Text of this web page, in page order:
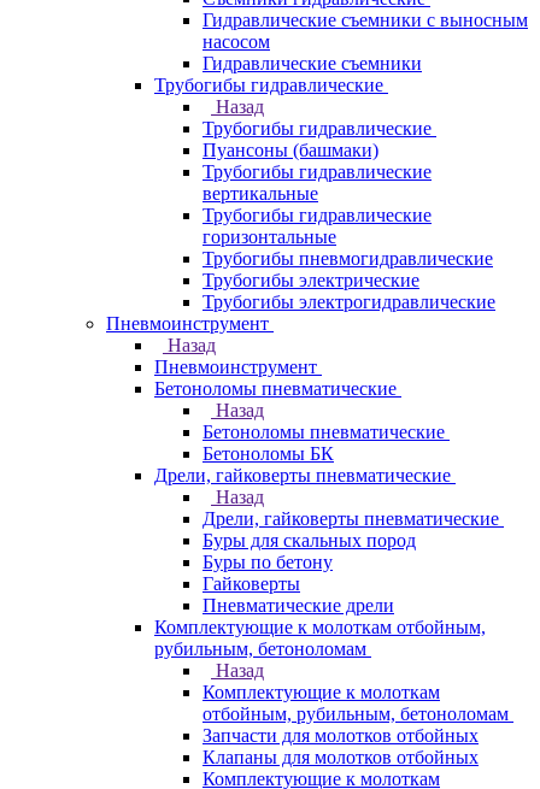
Гидравлические cъемники с выносным
насосом
Гидравлические съемники
Трубогибы гидравлические
Назад
Трубогибы гидравлические
Пуансоны (башмаки)
Трубогибы гидравлические
вертикальные
Трубогибы гидравлические
горизонтальные
Трубогибы пневмогидравлические
Трубогибы электрические
Трубогибы электрогидравлические
Пневмоинструмент
Назад
Пневмоинструмент
Бетоноломы пневматические
Назад
Бетоноломы пневматические
Бетоноломы БК
Дрели, гайковерты пневматические
Назад
Дрели, гайковерты пневматические
Буры для скальных пород
Буры по бетону
Гайковерты
Пневматические дрели
Комплектующие к молоткам отбойным,
рубильным, бетоноломам
Назад
Комплектующие к молоткам
отбойным, рубильным, бетоноломам
Запчасти для молотков отбойных
Клапаны для молотков отбойных
Комплектующие к молоткам